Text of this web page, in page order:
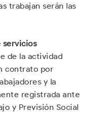
trabajan serán las
servicios
de la actividad
contrato por
y la
registrada ante
y Previsión Social